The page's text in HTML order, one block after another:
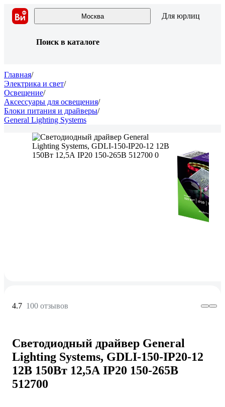
Москва Для юрлиц
Поиск в каталоге
Главная/
Электрика и свет/
Освещение/
Аксессуары для освещения/
Блоки питания и драйверы/
General Lighting Systems
4.7 100 отзывов
Светодиодный драйвер General
Lighting Systems, GDLI-150-IP20-12
12В 150Вт 12,5А IP20 150-265В
512700